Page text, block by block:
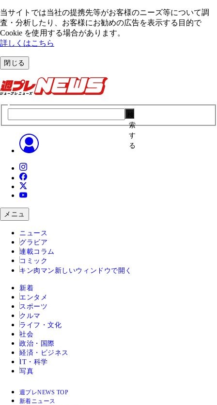
当サイトでは当社の提携先等がお客様のニーズ等について調
査・分析したり、お客様にお勧めの広告を表⽰する⽬的で
Cookie を使⽤する場合があります。
詳しくはこちら
閉じる
索
す
る
メニュ
ニュース
グラビア
連載コラム
コミック
キン肉マン 新しいウィンドウで開く
新着
エンタメ
スポーツ
クルマ
ライフ・文化
社会
政治・国際
経済・ビジネス
IT・科学
写真
週プレNEWS TOP
新着ニュース